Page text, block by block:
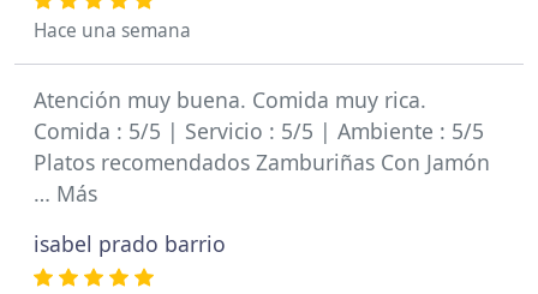
Hace una semana
Atención muy buena. Comida muy rica.
Comida : 5/5 | Servicio : 5/5 | Ambiente : 5/5
Platos recomendados Zamburiñas Con Jamón
… Más
isabel prado barrio